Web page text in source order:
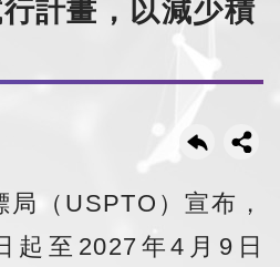
計畫，以減少積
（USPTO）宣布，
起至2027年4月9日